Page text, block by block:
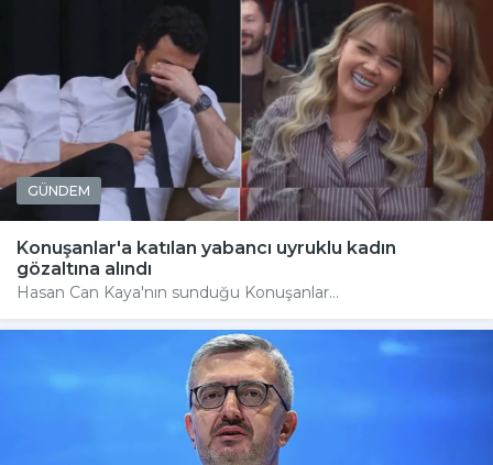
GÜNDEM
Konuşanlar'a katılan yabancı uyruklu kadın
gözaltına alındı
Hasan Can Kaya'nın sunduğu Konuşanlar...